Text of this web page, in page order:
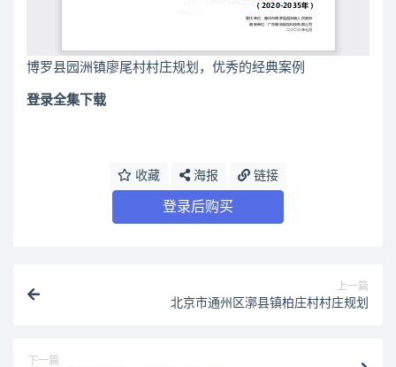
博罗县园洲镇廖尾村村庄规划，优秀的经典案例
登录全集下载
收藏 海报 链接
登录后购买
上一篇
北京市通州区漷县镇柏庄村村庄规划
下一篇